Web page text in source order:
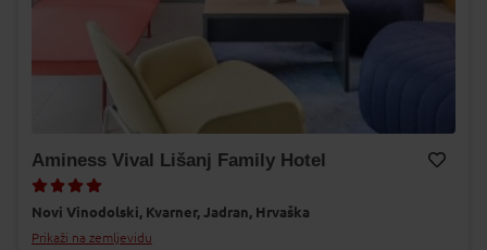
Aminess Vival Lišanj Family Hotel
Novi Vinodolski, Kvarner, Jadran, Hrvaška
Prikaži na zemljevidu